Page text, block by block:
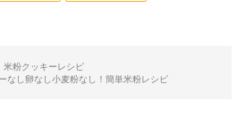
米粉クッキーレシピ
なし卵なし小麦粉なし！簡単米粉レシピ